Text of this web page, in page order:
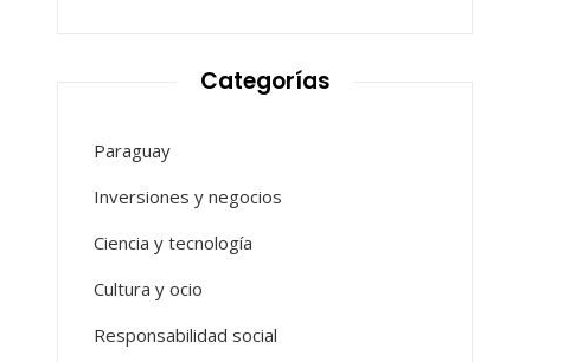
Categorías
Paraguay
Inversiones y negocios
Ciencia y tecnología
Cultura y ocio
Responsabilidad social